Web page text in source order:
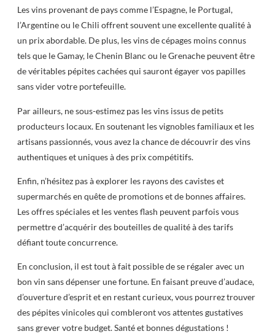
Les vins provenant de pays comme l’Espagne, le Portugal,
l’Argentine ou le Chili offrent souvent une excellente qualité à
un prix abordable. De plus, les vins de cépages moins connus
tels que le Gamay, le Chenin Blanc ou le Grenache peuvent être
de véritables pépites cachées qui sauront égayer vos papilles
sans vider votre portefeuille.
Par ailleurs, ne sous-estimez pas les vins issus de petits
producteurs locaux. En soutenant les vignobles familiaux et les
artisans passionnés, vous avez la chance de découvrir des vins
authentiques et uniques à des prix compétitifs.
Enfin, n’hésitez pas à explorer les rayons des cavistes et
supermarchés en quête de promotions et de bonnes affaires.
Les offres spéciales et les ventes flash peuvent parfois vous
permettre d’acquérir des bouteilles de qualité à des tarifs
défiant toute concurrence.
En conclusion, il est tout à fait possible de se régaler avec un
bon vin sans dépenser une fortune. En faisant preuve d’audace,
d’ouverture d’esprit et en restant curieux, vous pourrez trouver
des pépites vinicoles qui combleront vos attentes gustatives
sans grever votre budget. Santé et bonnes dégustations !